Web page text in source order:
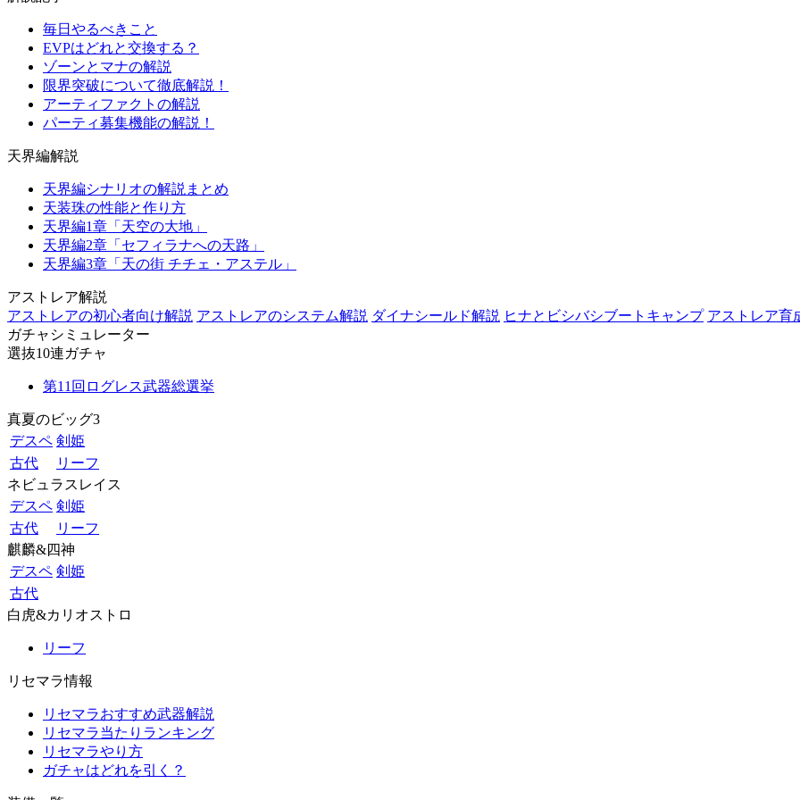
毎日やるべきこと
EVPはどれと交換する？
ゾーンとマナの解説
限界突破について徹底解説！
アーティファクトの解説
パーティ募集機能の解説！
天界編解説
天界編シナリオの解説まとめ
天装珠の性能と作り方
天界編1章「天空の大地」
天界編2章「セフィラナへの天路」
天界編3章「天の街 チチェ・アステル」
アストレア解説
アストレアの初心者向け解説 アストレアのシステム解説 ダイナシールド解説 ヒナとビシバシブートキャンプ アストレア育
ガチャシミュレーター
選抜10連ガチャ
第11回ログレス武器総選挙
真夏のビッグ3
デスペ 剣姫
古代
リーフ
ネビュラスレイス
デスペ 剣姫
古代
リーフ
麒麟&四神
デスペ 剣姫
古代
白虎&カリオストロ
リーフ
リセマラ情報
リセマラおすすめ武器解説
リセマラ当たりランキング
リセマラやり方
ガチャはどれを引く？